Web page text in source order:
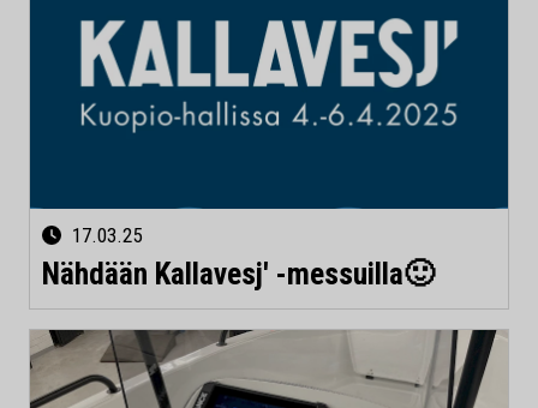
17.03.25
Nähdään Kallavesj' -messuilla🙂